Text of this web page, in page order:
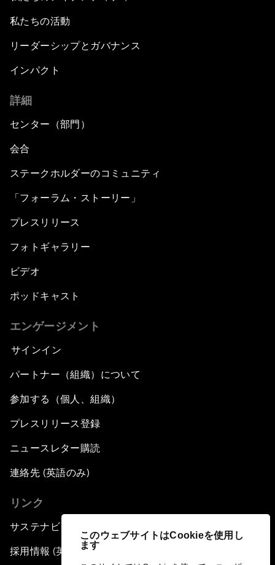
このウェブサイトはCookieを使用し
ます
私たちの活動
リーダーシップとガバナンス
インパクト
詳細
センター（部門）
会合
ステークホルダーのコミュニティ
「フォーラム・ストーリー」
プレスリリース
フォトギャラリー
ビデオ
ポッドキャスト
エンゲージメント
サインイン
パートナー（組織）について
参加する（個人、組織）
プレスリリース登録
ニュースレター購読
連絡先 (英語のみ)
リンク
サステナビリティへの取り組み
採用情報 (英語のみ)